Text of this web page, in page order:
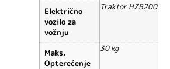
Električno
vozilo za
vožnju
Traktor HZB200
Maks.
Opterećenje
30 kg